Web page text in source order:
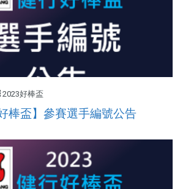
2023好棒盃
棒盃】參賽選手編號公告